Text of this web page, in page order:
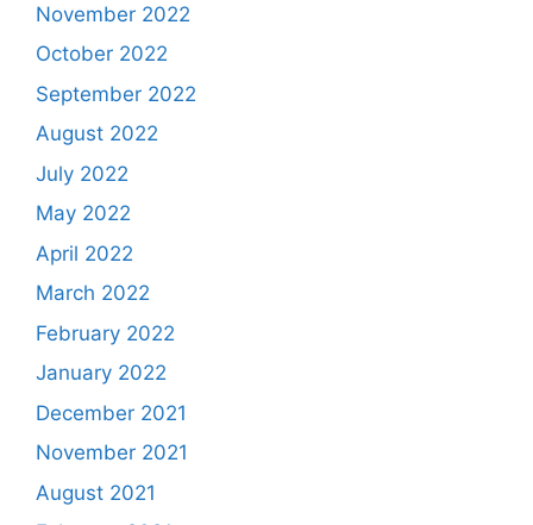
November 2022
October 2022
September 2022
August 2022
July 2022
May 2022
April 2022
March 2022
February 2022
January 2022
December 2021
November 2021
August 2021